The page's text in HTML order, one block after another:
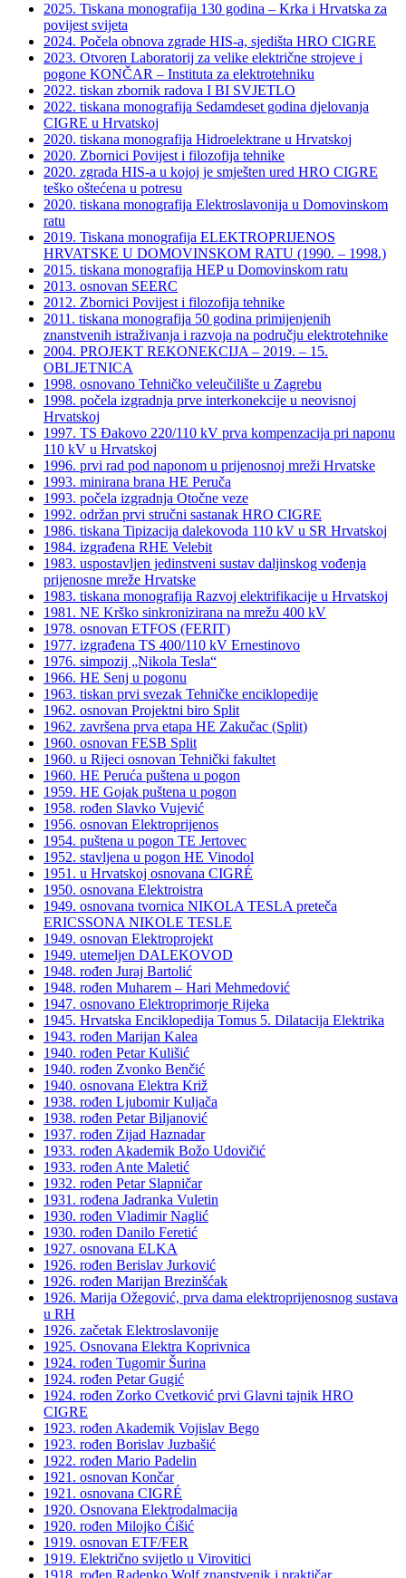
2025. Tiskana monografija 130 godina – Krka i Hrvatska za
povijest svijeta
2024. Počela obnova zgrade HIS-a, sjedišta HRO CIGRE
2023. Otvoren Laboratorij za velike električne strojeve i
pogone KONČAR – Instituta za elektrotehniku
2022. tiskan zbornik radova I BI SVJETLO
2022. tiskana monografija Sedamdeset godina djelovanja
CIGRE u Hrvatskoj
2020. tiskana monografija Hidroelektrane u Hrvatskoj
2020. Zbornici Povijest i filozofija tehnike
2020. zgrada HIS-a u kojoj je smješten ured HRO CIGRE
teško oštećena u potresu
2020. tiskana monografija Elektroslavonija u Domovinskom
ratu
2019. Tiskana monografija ELEKTROPRIJENOS
HRVATSKE U DOMOVINSKOM RATU (1990. – 1998.)
2015. tiskana monografija HEP u Domovinskom ratu
2013. osnovan SEERC
2012. Zbornici Povijest i filozofija tehnike
2011. tiskana monografija 50 godina primijenjenih
znanstvenih istraživanja i razvoja na području elektrotehnike
2004. PROJEKT REKONEKCIJA – 2019. – 15.
OBLJETNICA
1998. osnovano Tehničko veleučilište u Zagrebu
1998. počela izgradnja prve interkonekcije u neovisnoj
Hrvatskoj
1997. TS Đakovo 220/110 kV prva kompenzacija pri naponu
110 kV u Hrvatskoj
1996. prvi rad pod naponom u prijenosnoj mreži Hrvatske
1993. minirana brana HE Peruča
1993. počela izgradnja Otočne veze
1992. održan prvi stručni sastanak HRO CIGRE
1986. tiskana Tipizacija dalekovoda 110 kV u SR Hrvatskoj
1984. izgrađena RHE Velebit
1983. uspostavljen jedinstveni sustav daljinskog vođenja
prijenosne mreže Hrvatske
1983. tiskana monografija Razvoj elektrifikacije u Hrvatskoj
1981. NE Krško sinkronizirana na mrežu 400 kV
1978. osnovan ETFOS (FERIT)
1977. izgrađena TS 400/110 kV Ernestinovo
1976. simpozij „Nikola Tesla“
1966. HE Senj u pogonu
1963. tiskan prvi svezak Tehničke enciklopedije
1962. osnovan Projektni biro Split
1962. završena prva etapa HE Zakučac (Split)
1960. osnovan FESB Split
1960. u Rijeci osnovan Tehnički fakultet
1960. HE Peruća puštena u pogon
1959. HE Gojak puštena u pogon
1958. rođen Slavko Vujević
1956. osnovan Elektroprijenos
1954. puštena u pogon TE Jertovec
1952. stavljena u pogon HE Vinodol
1951. u Hrvatskoj osnovana CIGRÉ
1950. osnovana Elektroistra
1949. osnovana tvornica NIKOLA TESLA preteča
ERICSSONA NIKOLE TESLE
1949. osnovan Elektroprojekt
1949. utemeljen DALEKOVOD
1948. rođen Juraj Bartolić
1948. rođen Muharem – Hari Mehmedović
1947. osnovano Elektroprimorje Rijeka
1945. Hrvatska Enciklopedija Tomus 5. Dilatacija Elektrika
1943. rođen Marijan Kalea
1940. rođen Petar Kulišić
1940. rođen Zvonko Benčić
1940. osnovana Elektra Križ
1938. rođen Ljubomir Kuljača
1938. rođen Petar Biljanović
1937. rođen Zijad Haznadar
1933. rođen Akademik Božo Udovičić
1933. rođen Ante Maletić
1932. rođen Petar Slapničar
1931. rođena Jadranka Vuletin
1930. rođen Vladimir Naglić
1930. rođen Danilo Feretić
1927. osnovana ELKA
1926. rođen Berislav Jurković
1926. rođen Marijan Brezinšćak
1926. Marija Ožegović, prva dama elektroprijenosnog sustava
u RH
1926. začetak Elektroslavonije
1925. Osnovana Elektra Koprivnica
1924. rođen Tugomir Šurina
1924. rođen Petar Gugić
1924. rođen Zorko Cvetković prvi Glavni tajnik HRO
CIGRE
1923. rođen Akademik Vojislav Bego
1923. rođen Borislav Juzbašić
1922. rođen Mario Padelin
1921. osnovan Končar
1921. osnovana CIGRÉ
1920. Osnovana Elektrodalmacija
1920. rođen Milojko Ćišić
1919. osnovan ETF/FER
1919. Električno svijetlo u Virovitici